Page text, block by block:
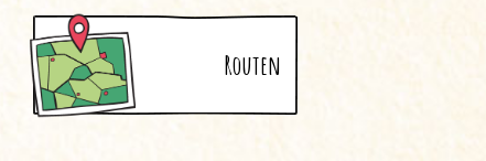
Routen